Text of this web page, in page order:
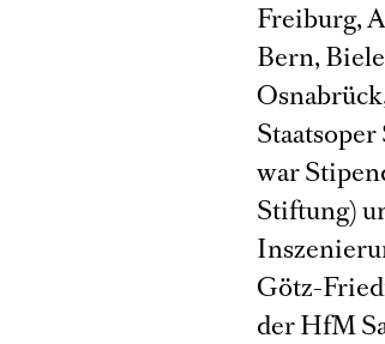
Freiburg,
Bern,
war
Stiftung)
Götz-
der HfM